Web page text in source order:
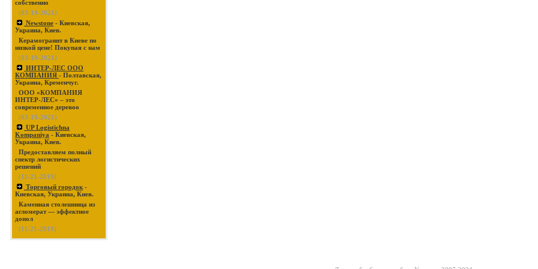
собственно
(03-19-2021)
Newstone - Киевская,
Украина, Киев.
Керамогранит в Киеве по
низкой цене! Покупая с нам
(03-19-2021)
ИНТЕР-ЛЕС ООО
КОМПАНИЯ - Полтавская,
Украина, Кременчуг.
ООО «КОМПАНИЯ
ИНТЕР-ЛЕС» – это
современное деревоо
(03-19-2021)
UP Logistichna
Kompaniya - Киевская,
Украина, Киев.
Предоставляем полный
спектр логистических
решений
(11-21-2019)
Торговый городок -
Киевская, Украина, Киев.
Каменная столешница из
агломерат — эффектное
допол
(11-21-2019)